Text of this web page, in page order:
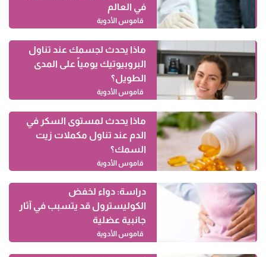
في العالم
قاموس الأدوية
ماذا يحدث لجسمك عند تناول
البروبيوتيك يومياً على المدى
الطويل؟
قاموس الأدوية
ماذا يحدث لمستوى السكر في
الدم عند تناول مكملات زيت
السمك؟
قاموس الأدوية
دراسة: دواء لخفض
الكوليسترول قد يتسبب في آثار
جانبية عضلية
قاموس الأدوية